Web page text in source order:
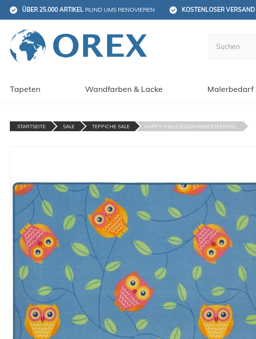
ÜBER 25.000 ARTIKEL RUND UMS RENOVIEREN KOSTENLOSER VERSAND
Tapeten Wandfarben & Lacke Malerbedarf
STARTSEITE SALE TEPPICHE SALE HAPPY OWLS EULEN KINDERTEPPICH...